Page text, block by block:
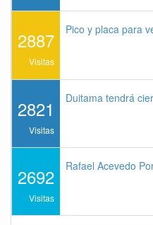
2887
Visitas
Pico y placa para
2821
Visitas
Duitama tendrá
2692
Visitas
Rafael Acevedo